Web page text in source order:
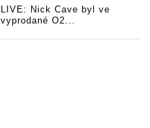
LIVE: Nick Cave byl ve
vyprodané O2...